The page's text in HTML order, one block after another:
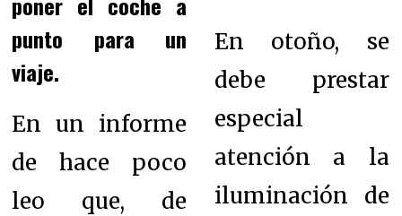
punto para un
viaje.
En un informe
de hace poco
leo que, de
En otoño, se
debe prestar
especial
atención a la
iluminación de